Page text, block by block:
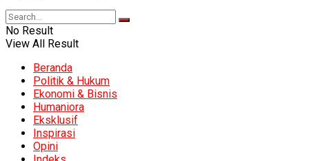
No Result
View All Result
Beranda
Politik & Hukum
Ekonomi & Bisnis
Humaniora
Eksklusif
Inspirasi
Opini